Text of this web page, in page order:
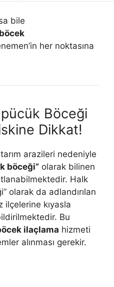
bile
her noktasına
Böceği
Dikkat!
arazileri nedeniyle
böceği” olarak bilinen
Halk
olarak da adlandırılan
ilçelerine kıyasla
Bu
ilaçlama hizmeti
alınması gerekir.